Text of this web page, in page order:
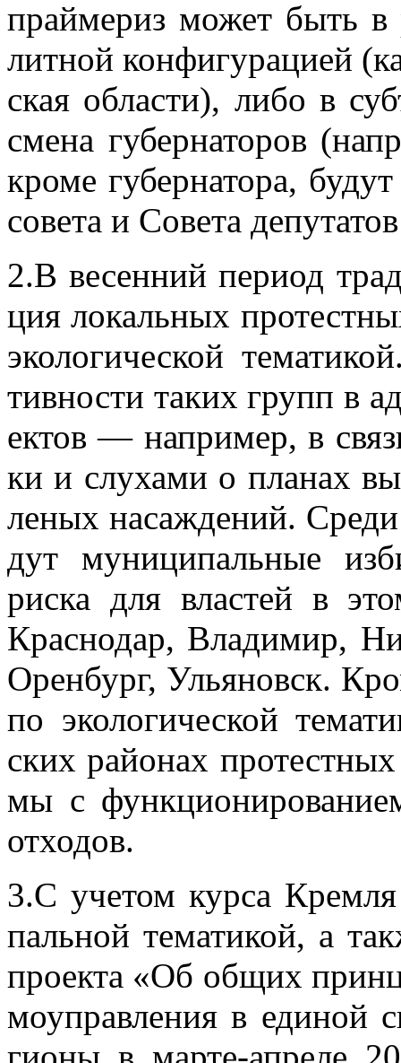
прай­ме­риз мо­жет быть
лит­ной кон­фи­гу­ра­ци­ей
ская об­ла­сти), либо в
сме­на гу­бер­на­то­ров
кро­ме гу­бер­на­то­ра,
со­ве­та и Со­ве­та
2.В ве­сен­ний пе­ри­од
ция ло­каль­ных
эко­ло­ги­че­ской
тив­но­сти та­ких групп в
ек­тов — на­при­мер, в
ки и слу­ха­ми о пла­нах
ле­ных на­саж­де­ний.
дут му­ни­ци­паль­ные
рис­ка для вла­стей в
Крас­но­дар, Вла­ди­мир,
Орен­бург, Улья­новск.
по эко­ло­ги­че­ской
ских рай­о­нах
мы с
от­хо­дов.
3.С уче­том кур­са
паль­ной те­ма­ти­кой, а
про­ек­та «Об об­щих
мо­управ­ле­ния в еди­ной